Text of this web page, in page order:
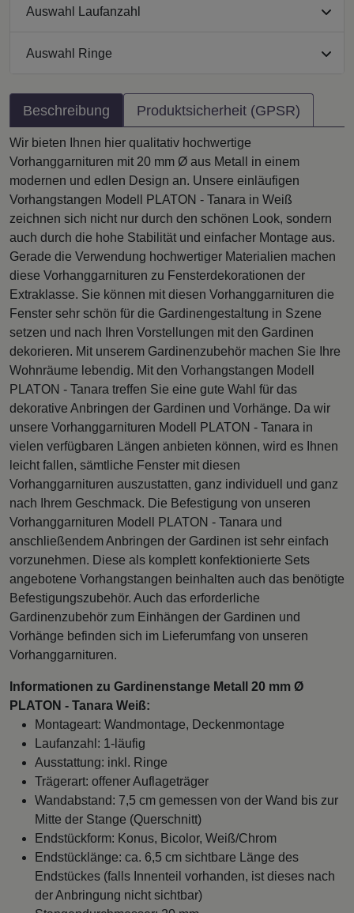
Auswahl Laufanzahl
Auswahl Ringe
Beschreibung Produktsicherheit (GPSR)
Wir bieten Ihnen hier qualitativ hochwertige
Vorhanggarnituren mit 20 mm Ø aus Metall in einem
modernen und edlen Design an. Unsere einläufigen
Vorhangstangen Modell PLATON - Tanara in Weiß
zeichnen sich nicht nur durch den schönen Look, sondern
auch durch die hohe Stabilität und einfacher Montage aus.
Gerade die Verwendung hochwertiger Materialien machen
diese Vorhanggarnituren zu Fensterdekorationen der
Extraklasse. Sie können mit diesen Vorhanggarnituren die
Fenster sehr schön für die Gardinengestaltung in Szene
setzen und nach Ihren Vorstellungen mit den Gardinen
dekorieren. Mit unserem Gardinenzubehör machen Sie Ihre
Wohnräume lebendig. Mit den Vorhangstangen Modell
PLATON - Tanara treffen Sie eine gute Wahl für das
dekorative Anbringen der Gardinen und Vorhänge. Da wir
unsere Vorhanggarnituren Modell PLATON - Tanara in
vielen verfügbaren Längen anbieten können, wird es Ihnen
leicht fallen, sämtliche Fenster mit diesen
Vorhanggarnituren auszustatten, ganz individuell und ganz
nach Ihrem Geschmack. Die Befestigung von unseren
Vorhanggarnituren Modell PLATON - Tanara und
anschließendem Anbringen der Gardinen ist sehr einfach
vorzunehmen. Diese als komplett konfektionierte Sets
angebotene Vorhangstangen beinhalten auch das benötigte
Befestigungszubehör. Auch das erforderliche
Gardinenzubehör zum Einhängen der Gardinen und
Vorhänge befinden sich im Lieferumfang von unseren
Vorhanggarnituren.
Informationen zu Gardinenstange Metall 20 mm Ø
PLATON - Tanara Weiß:
Montageart: Wandmontage, Deckenmontage
Laufanzahl: 1-läufig
Ausstattung: inkl. Ringe
Trägerart: offener Auflageträger
Wandabstand: 7,5 cm gemessen von der Wand bis zur
Mitte der Stange (Querschnitt)
Endstückform: Konus, Bicolor, Weiß/Chrom
Endstücklänge: ca. 6,5 cm sichtbare Länge des
Endstückes (falls Innenteil vorhanden, ist dieses nach
der Anbringung nicht sichtbar)